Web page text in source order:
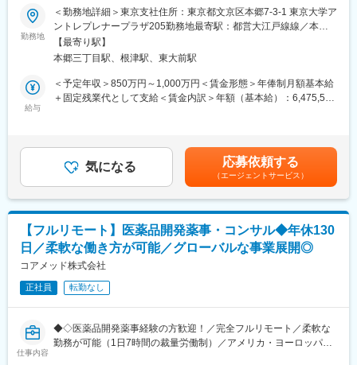
■会社概要
株式会社ACCELStarsは、東京大学発のメディカル・スリープテ
ック企業として、睡眠を高精度に計測・解析するウェアラブルデ
バイスとAI解析クラウドを基盤に、医療・研究・ヘルスケア領域
の事業を展開しています。研究領域では、睡眠測定に特化したデ
バイスや解析クラウドを用い、研究計画～測定～解析までをワン
ストップで支援するサービスも提供しています。
任のPMとして引き継ぎ、体制強化したいと考えております。
用設計～問い合わせ対応～データ管理～解析実行～クロージング
（契約/請求）までを一気通貫で推進いただきます。
本ポジションは「研究者」ではなく、
・社内（データサイエンス／開発／オペレーション）
・社外（製薬・医療機関・KOL・CRO等）
を巻き込み、デジタルも活用しながらプロジェクトを前に進める
推進役です。
■担当プロジェクト例
勤務地
＜勤務地詳細＞東京支社住所：東京都文京区本郷7-3-1 東京大学ア
ントレプレナープラザ205勤務地最寄駅：都営大江戸線線／本郷
三丁目駅受動喫煙対策：屋内全面禁煙変更の範囲：会社の定める
事業所（リモートワーク含む）
【最寄り駅】
本郷三丁目駅、根津駅、東大前駅
給与
＜予定年収＞850万円～1,000万円＜賃金形態＞年俸制月額基本給
＋固定残業代として支給＜賃金内訳＞年額（基本給）：6,475,596
＜昇給有無＞有＜残業手当＞有＜給与補足＞給与改定：年1回スト
ックオプション付与：都度（昨年実績 有）賃金はあくまでも目
安の金額であり、選考を通じて上下する可能性があります。月給
(月額)は固定手当を含めた表記です。
気になる 応募依頼する
（エージェントサービス）
【フルリモート】医薬品開発薬事・コンサル◆年休130
日／柔軟な働き方が可能／グローバルな事業展開◎
コアメッド株式会社
正社員 転勤なし
仕事内容
◆◇医薬品開発薬事経験の方歓迎！／完全フルリモート／柔軟な
勤務が可能（1日7時間の裁量労働制）／アメリカ・ヨーロッパ企